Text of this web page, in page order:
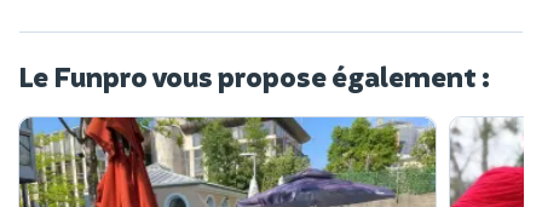
Le Funpro vous propose également :